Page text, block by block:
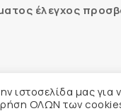
έλεγχος
ιστοσελίδα μας
ΟΛΩΝ των